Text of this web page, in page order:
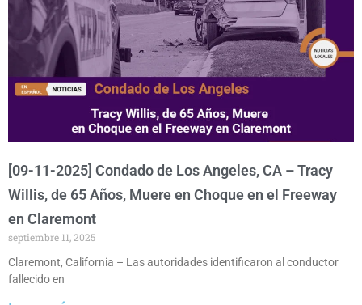
[09-11-2025] Condado de Los Angeles, CA – Tracy
Willis, de 65 Años, Muere en Choque en el Freeway
en Claremont
septiembre 11, 2025
Claremont, California – Las autoridades identificaron al conductor
fallecido en